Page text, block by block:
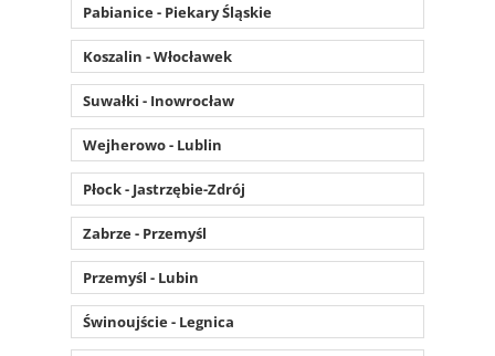
Pabianice - Piekary Śląskie
Koszalin - Włocławek
Suwałki - Inowrocław
Wejherowo - Lublin
Płock - Jastrzębie-Zdrój
Zabrze - Przemyśl
Przemyśl - Lubin
Świnoujście - Legnica